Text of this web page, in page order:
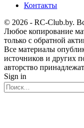
Контакты
© 2026 - RC-Club.by.
Любое копирование
только с обратной
Все материалы
источников и других
авторство
Sign in